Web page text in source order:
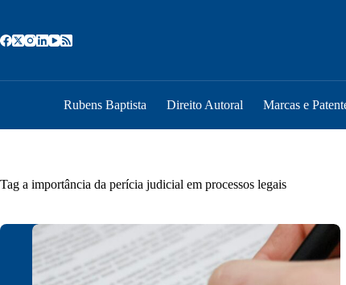
o
conteúdo
Rubens Baptista Direito Autoral Marcas e
Tag a importância da perícia judicial em processos legais